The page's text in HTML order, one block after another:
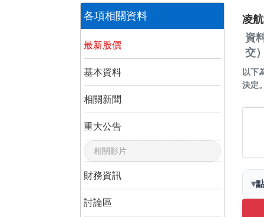
各項相關資料
最新股價
基本資料
相關新聞
重大公告
相關影片
財務資訊
討論區
凌
資
交
以下
決定
▾